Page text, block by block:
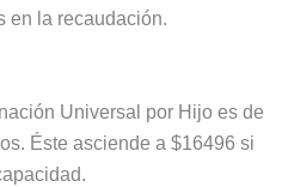
en la recaudación.
Universal por Hijo es de
Éste asciende a $16496 si